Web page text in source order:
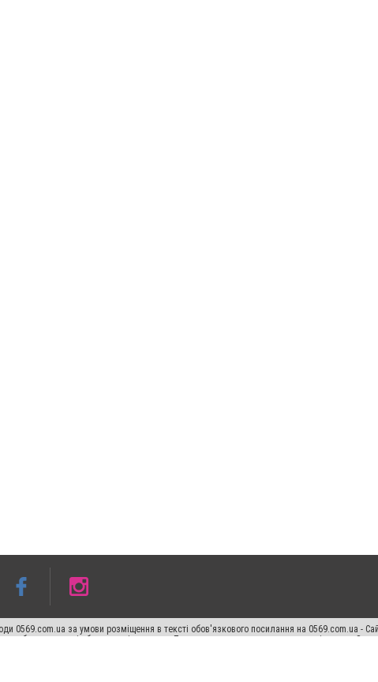
0569.com.ua за умови розміщення в тексті обов'язкового посилання на 0569.com.ua -
абзацу в тексті або в якості джерела. Порушення виняткових прав переслідується